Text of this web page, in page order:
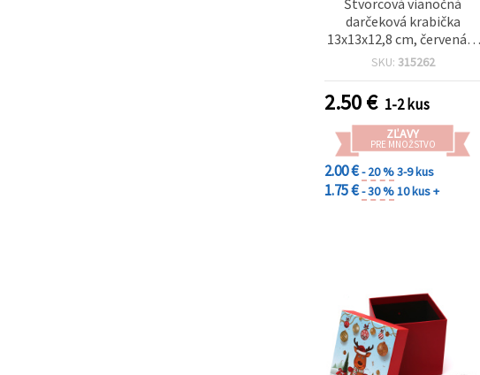
darčeková krabička
13x13x12,8 cm, červená, s
motívom vianočnej
SKU: 315262
2.50€ 1-2 kus
ZĽAVY
PRE MNOŽSTVO
2.00 €- 20 %3-9 kus
1.75 €- 30 %10 kus +